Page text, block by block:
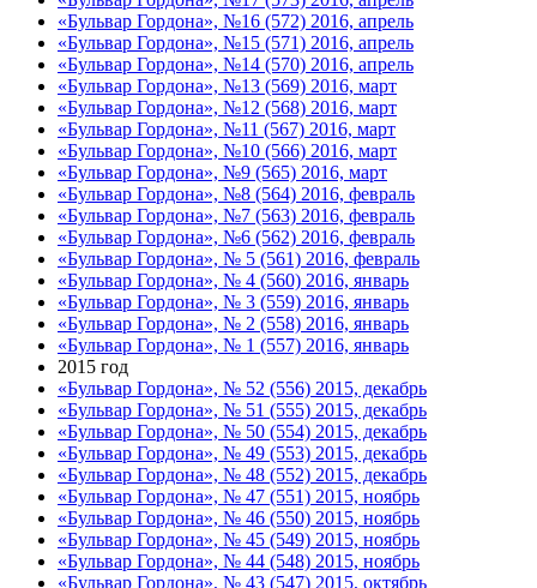
«Бульвар Гордона», №16 (572) 2016, апрель
«Бульвар Гордона», №15 (571) 2016, апрель
«Бульвар Гордона», №14 (570) 2016, апрель
«Бульвар Гордона», №13 (569) 2016, март
«Бульвар Гордона», №12 (568) 2016, март
«Бульвар Гордона», №11 (567) 2016, март
«Бульвар Гордона», №10 (566) 2016, март
«Бульвар Гордона», №9 (565) 2016, март
«Бульвар Гордона», №8 (564) 2016, февраль
«Бульвар Гордона», №7 (563) 2016, февраль
«Бульвар Гордона», №6 (562) 2016, февраль
«Бульвар Гордона», № 5 (561) 2016, февраль
«Бульвар Гордона», № 4 (560) 2016, январь
«Бульвар Гордона», № 3 (559) 2016, январь
«Бульвар Гордона», № 2 (558) 2016, январь
«Бульвар Гордона», № 1 (557) 2016, январь
2015 год
«Бульвар Гордона», № 52 (556) 2015, декабрь
«Бульвар Гордона», № 51 (555) 2015, декабрь
«Бульвар Гордона», № 50 (554) 2015, декабрь
«Бульвар Гордона», № 49 (553) 2015, декабрь
«Бульвар Гордона», № 48 (552) 2015, декабрь
«Бульвар Гордона», № 47 (551) 2015, ноябрь
«Бульвар Гордона», № 46 (550) 2015, ноябрь
«Бульвар Гордона», № 45 (549) 2015, ноябрь
«Бульвар Гордона», № 44 (548) 2015, ноябрь
«Бульвар Гордона», № 43 (547) 2015, октябрь